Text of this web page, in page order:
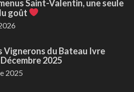
Saint-Valentin, une seule
goût
Vignerons du Bateau Ivre
2025
2025